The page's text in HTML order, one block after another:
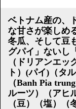
リンク集
顧問契約について
講演のご案内
気をつけたい法律
武田正男の独り言
ベトナム産の、
な甘さが楽しめ
冬瓜、そして豆
グパイ」ないし
（ドリアンエ
ト）(パイ)（タ
（Banh Pia
ルーツ）（アヒ
（豆）（塩）（